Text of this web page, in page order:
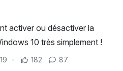
activer ou désactiver la
10 très simplement !
182 87